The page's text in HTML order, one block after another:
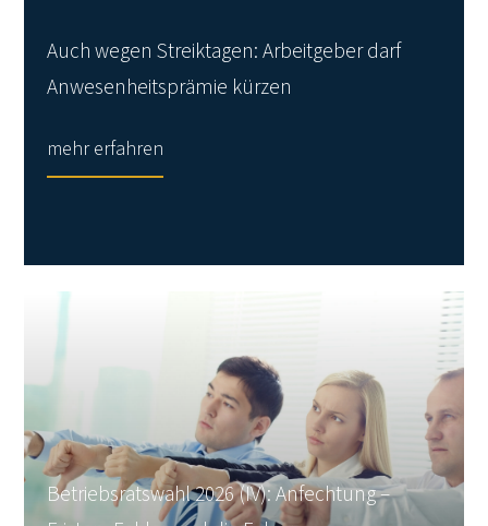
Auch wegen Streiktagen: Arbeitgeber darf
Anwesenheitsprämie kürzen
mehr erfahren
Betriebsratswahl 2026 (IV): Anfechtung –